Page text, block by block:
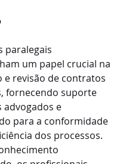
paralegais
um papel crucial na
e revisão de contratos
fornecendo suporte
advogados e
para a conformidade
dos processos.